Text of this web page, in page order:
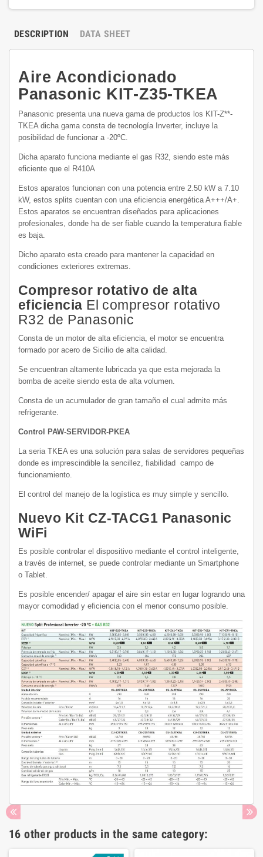
DESCRIPTION DATA SHEET
Aire Acondicionado
Panasonic KIT-Z35-TKEA
Panasonic presenta una nueva gama de productos los KIT-Z**-
TKEA dicha gama consta de tecnología Inverter, incluye la
posibilidad de funcionar a -20ºC.
Dicha aparato funciona mediante el gas R32, siendo este más
eficiente que el R410A
Estos aparatos funcionan con una potencia entre 2.50 kW a 7.10
kW, estos splits cuentan con una eficiencia energética A+++/A+.
Estos aparatos se encuentran diseñados para aplicaciones
profesionales, donde ha de ser fiable cuando la temperatura fiable
es baja.
Dicho aparato esta creado para mantener la capacidad en
condiciones exteriores extremas.
Compresor rotativo de alta
eficiencia El compresor rotativo
R32 de Panasonic
Consta de un motor de alta eficiencia, el motor se encuentra
formado por acero de Sicilio de alta calidad.
Se encuentran altamente lubricada ya que esta mejorada la
bomba de aceite siendo esta de alta volumen.
Consta de un acumulador de gran tamaño el cual admite más
refrigerante.
Control PAW-SERVIDOR-PKEA
La seria TKEA es una solución para salas de servidores pequeñas
donde es imprescindible la sencillez, fiabilidad campo de
funcionamiento.
El control del manejo de la logística es muy simple y sencillo.
Nuevo Kit CZ-TACG1 Panasonic
WiFi
Es posible controlar el dispositivo mediante el control inteligente,
a través de internet, se puede controlar mediante un Smartphone
o Tablet.
Es posible encender/ apagar el aire sin estar en lugar logrando una
mayor comodidad y eficiencia con el menor consumo posible.
16 other products in the same category: